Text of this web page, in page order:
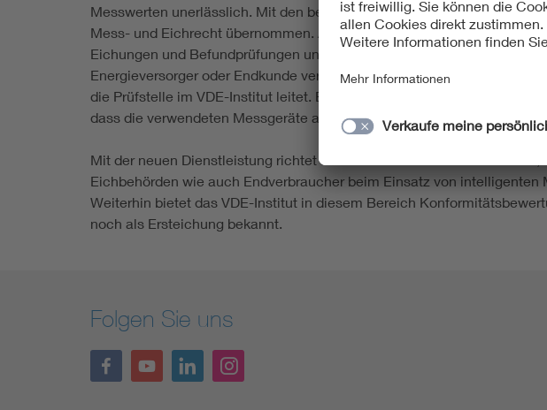
Messwerten unerlässlich. Mit den beiden Nachweisarten Eichung und
Mess- und Eichrecht übernommen. Als „Beliehenes Unternehmen“
Eichungen und Befundprüfungen unter der Hoheit der Hessischen
Energieversorger oder Endkunde vermutet, dass ein Messgerät
die Prüfstelle im VDE-Institut leitet. Bei der Eichung überprüft sein
dass die verwendeten Messgeräte auch noch nach Jahren und
Mit der neuen Dienstleistung richtet sich das VDE-Institut an
Eichbehörden wie auch Endverbraucher beim Einsatz von
Weiterhin bietet das VDE-Institut in diesem Bereich
noch als Ersteichung bekannt.
Folgen Sie uns